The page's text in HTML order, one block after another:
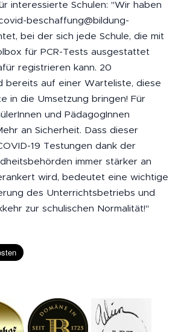
interessierte Schulen: "Wir haben
beschaffung@bildung-
bei der sich jede Schule, die mit
für PCR-Tests ausgestattet
registrieren kann. 20
bereits auf einer Warteliste, diese
in die Umsetzung bringen! Für
und PädagogInnen
an Sicherheit. Dass dieser
19 Testungen dank der
immer stärker an
wird, bedeutet eine wichtige
des Unterrichtsbetriebs und
zur schulischen Normalität!"